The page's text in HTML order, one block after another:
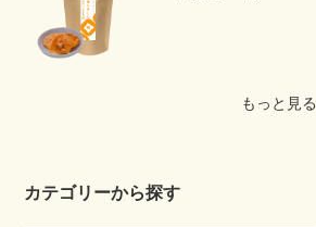
もっと見る
カテゴリーから探す